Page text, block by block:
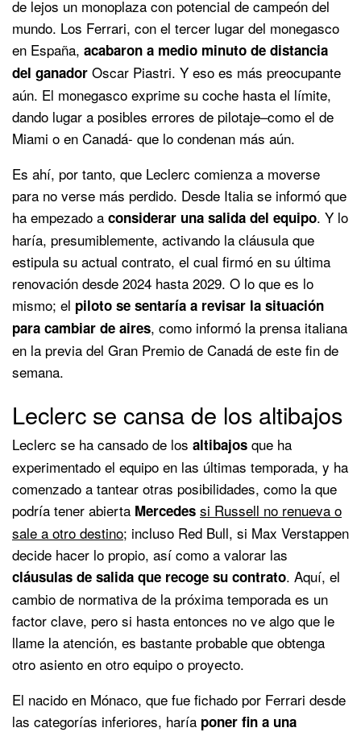
de lejos un monoplaza con potencial de campeón del
mundo. Los Ferrari, con el tercer lugar del monegasco
en España, acabaron a medio minuto de distancia
del ganador Oscar Piastri. Y eso es más preocupante
aún. El monegasco exprime su coche hasta el límite,
dando lugar a posibles errores de pilotaje–como el de
Miami o en Canadá- que lo condenan más aún.
Es ahí, por tanto, que Leclerc comienza a moverse
para no verse más perdido. Desde Italia se informó que
ha empezado a considerar una salida del equipo. Y lo
haría, presumiblemente, activando la cláusula que
estipula su actual contrato, el cual firmó en su última
renovación desde 2024 hasta 2029. O lo que es lo
mismo; el piloto se sentaría a revisar la situación
para cambiar de aires, como informó la prensa italiana
en la previa del Gran Premio de Canadá de este fin de
semana.
Leclerc se cansa de los altibajos
Leclerc se ha cansado de los altibajos que ha
experimentado el equipo en las últimas temporada, y ha
comenzado a tantear otras posibilidades, como la que
podría tener abierta Mercedes si Russell no renueva o
sale a otro destino; incluso Red Bull, si Max Verstappen
decide hacer lo propio, así como a valorar las
cláusulas de salida que recoge su contrato. Aquí, el
cambio de normativa de la próxima temporada es un
factor clave, pero si hasta entonces no ve algo que le
llame la atención, es bastante probable que obtenga
otro asiento en otro equipo o proyecto.
El nacido en Mónaco, que fue fichado por Ferrari desde
las categorías inferiores, haría poner fin a una